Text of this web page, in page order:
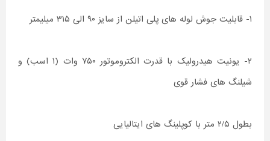
۱- قابلیت جوش لوله های پلی اتیلن از سایز ۹۰ الی ۳۱۵ میلیمتر
۲- یونیت هیدرولیک با قدرت الکتروموتور ۷۵۰ وات (۱ اسب) و
شیلنگ های فشار قوی
بطول ۲/۵ متر با کوپلینگ های ایتالیایی